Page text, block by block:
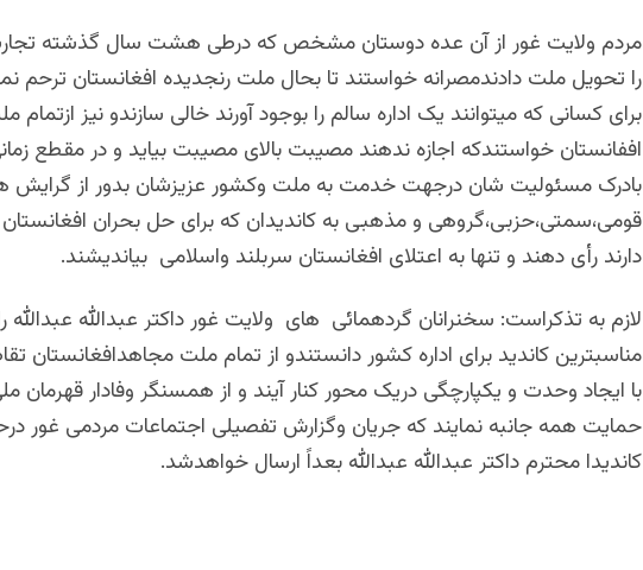
مردم ولایت غور از آن عده دوستان مشخص که درطی هشت سال گذشته
را تحویل ملت دادندمصرانه خواستند تا بحال ملت رنجدیده افغانستان ترحم
برای کسانی که میتوانند یک اداره سالم را بوجود آورند خالی سازندو نیز
اففانستان خواستندکه اجازه ندهند مصیبت بالای مصیبت بیاید و در مقطع
بادرک مسئولیت شان درجهت خدمت به ملت وکشور عزیزشان بدور از گرایش
قومی،سمتی،حزبی،گروهی و مذهبی به کاندیدان که برای حل بحران افغانستان
دارند رأی دهند و تنها به اعتلای افغانستان سربلند واسلامی بیاندیشند.
لازم به تذکراست: سخنرانان گردهمائی های ولایت غور داکتر عبدالله عبدالله
مناسبترین کاندید برای اداره کشور دانستندو از تمام ملت مجاهدافغانستان
با ایجاد وحدت و یکپارچگی دریک محور کنار آیند و از همسنگر وفادار قهرمان
حمایت همه جانبه نمایند که جریان وگزارش تفصیلی اجتماعات مردمی غور
کاندیدا محترم داکتر عبدالله عبدالله بعداً ارسال خواهدشد.